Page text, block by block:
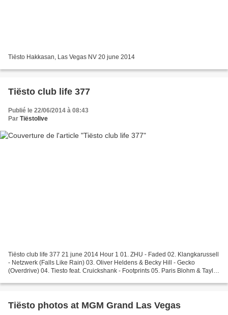
Tiësto Hakkasan, Las Vegas NV 20 june 2014
Tiësto club life 377
Publié le 22/06/2014 à 08:43
Par Tiëstolive
Tiësto club life 377 21 june 2014 Hour 1 01. ZHU - Faded 02. Klangkarussell
- Netzwerk (Falls Like Rain) 03. Oliver Heldens & Becky Hill - Gecko
(Overdrive) 04. Tiesto feat. Cruickshank - Footprints 05. Paris Blohm & Taylr
Tiësto photos at MGM Grand Las Vegas